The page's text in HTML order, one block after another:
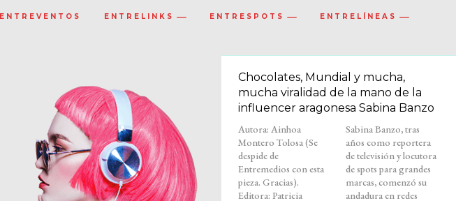
ENTREVENTOS ENTRELINKS ENTRESPOTS ENTRELÍNEAS
Chocolates, Mundial y mucha,
mucha viralidad de la mano de la
influencer aragonesa Sabina Banzo
Autora: Ainhoa
Montero Tolosa (Se
despide de
Entremedios con esta
pieza. Gracias).
Editora: Patricia
Sabina Banzo, tras
años como reportera
de televisión y locutora
de spots para grandes
marcas, comenzó su
andadura en redes